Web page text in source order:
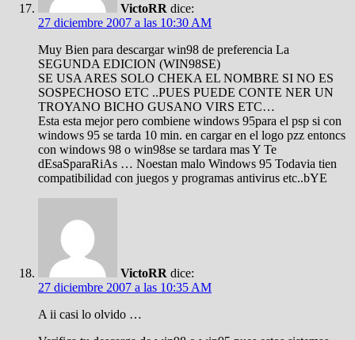
VictoRR dice:
27 diciembre 2007 a las 10:30 AM
Muy Bien para descargar win98 de preferencia La
SEGUNDA EDICION (WIN98SE)
SE USA ARES SOLO CHEKA EL NOMBRE SI NO ES
SOSPECHOSO ETC ..PUES PUEDE CONTE NER UN
TROYANO BICHO GUSANO VIRS ETC…
Esta esta mejor pero combiene windows 95para el psp si con
windows 95 se tarda 10 min. en cargar en el logo pzz entoncs
con windows 98 o win98se se tardara mas Y Te
dEsaSparaRiAs … Noestan malo Windows 95 Todavia tien
compatibilidad con juegos y programas antivirus etc..bYE
VictoRR dice:
27 diciembre 2007 a las 10:35 AM
A ii casi lo olvido …